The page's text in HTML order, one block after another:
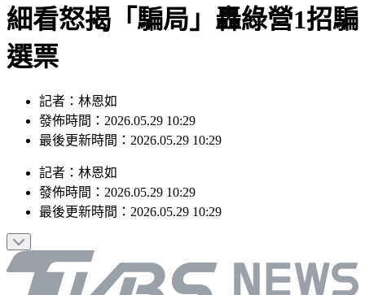
選票
發佈時間：2026.05.29 10:29
最後更新時間：2026.05.29 10:29
發佈時間：2026.05.29 10:29
最後更新時間：2026.05.29 10:29